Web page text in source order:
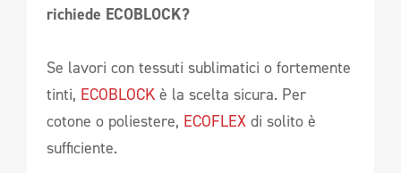
richiede ECOBLOCK?
Se lavori con tessuti sublimatici o fortemente
tinti, ECOBLOCKè la scelta sicura. Per
cotone o poliestere, ECOFLEX di solito è
sufficiente.